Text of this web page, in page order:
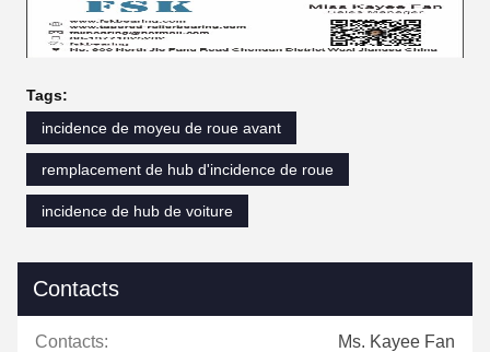
Tags:
incidence de moyeu de roue avant
remplacement de hub d'incidence de roue
incidence de hub de voiture
Contacts
Contacts: Ms. Kayee Fan